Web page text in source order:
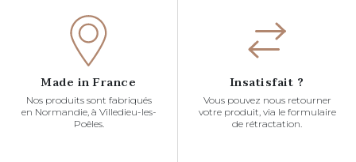
Made in France
Nos produits sont fabriqués
en Normandie, à Villedieu-les-
Poêles.
Insatisfait ?
Vous pouvez nous retourner
votre produit, via le formulaire
de rétractation.